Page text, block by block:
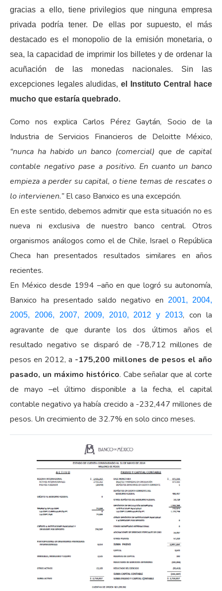
gracias a ello, tiene privilegios que ninguna empresa
privada podría tener. De ellas por supuesto, el más
destacado es el monopolio de la emisión monetaria, o
sea, la capacidad de imprimir los billetes y de ordenar la
acuñación de las monedas nacionales. Sin las
excepciones legales aludidas, el Instituto Central hace
mucho que estaría quebrado.
Como nos explica Carlos Pérez Gaytán, Socio de la
Industria de Servicios Financieros de Deloitte México,
“nunca ha habido un banco (comercial) que de capital
contable negativo pase a positivo. En cuanto un banco
empieza a perder su capital, o tiene temas de rescates o
lo intervienen.”El caso Banxico es una excepción.
En este sentido, debemos admitir que esta situación no es
nueva ni exclusiva de nuestro banco central. Otros
organismos análogos como el de Chile, Israel o República
Checa han presentados resultados similares en años
recientes.
En México desde 1994 –año en que logró su autonomía,
Banxico ha presentado saldo negativo en
2001, 2004,
2005, 2006, 2007, 2009, 2010, 2012 y 2013, con la
agravante de que durante los dos últimos años el
resultado negativo se disparó de -78,712 millones de
pesos en 2012, a -175,200 millones de pesos el año
pasado, un máximo histórico. Cabe señalar que al corte
de mayo –el último disponible a la fecha, el capital
contable negativo ya había crecido a -232,447 millones de
pesos. Un crecimiento de 32.7% en solo cinco meses.